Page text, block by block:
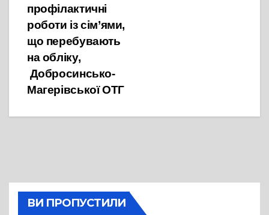
профілактичні
роботи із сім’ями,
що перебувають
на обліку,
Добросинсько-
Магерівської ОТГ
ВИ ПРОПУСТИЛИ